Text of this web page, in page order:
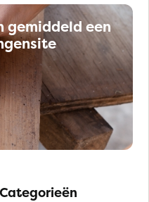
gemiddeld een
Categorieën